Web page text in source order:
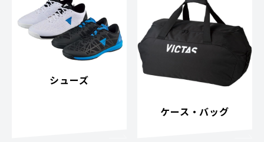
シューズ
ケース・バッグ